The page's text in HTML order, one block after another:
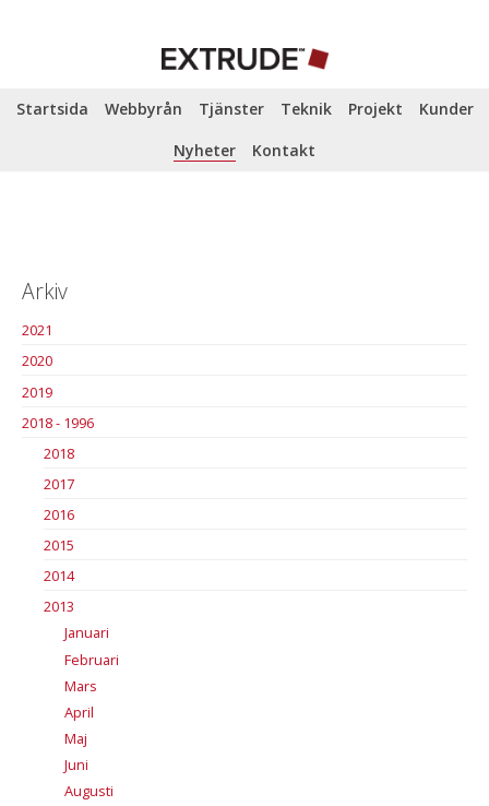
Startsida Webbyrån Tjänster Teknik Projekt
Kunder
Nyheter
Kontakt
Arkiv
2021
2020
2019
2018 - 1996
2018
2017
2016
2015
2014
2013
Januari
Februari
Mars
April
Maj
Juni
Augusti